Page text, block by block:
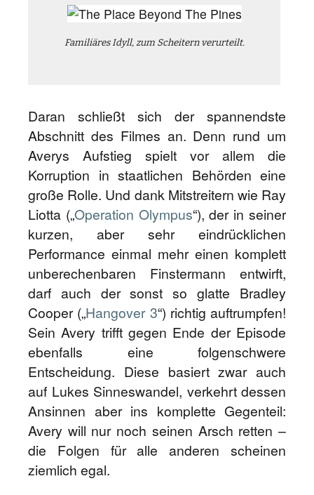
Familiäres Idyll, zum Scheitern verurteilt.
Daran schließt sich der spannendste
Abschnitt des Filmes an. Denn rund um
Averys Aufstieg spielt vor allem die
Korruption in staatlichen Behörden eine
große Rolle. Und dank Mitstreitern wie Ray
Liotta („Operation Olympus“), der in seiner
kurzen, aber sehr eindrücklichen
Performance einmal mehr einen komplett
unberechenbaren Finstermann entwirft,
darf auch der sonst so glatte Bradley
Cooper („Hangover 3“) richtig auftrumpfen!
Sein Avery trifft gegen Ende der Episode
ebenfalls eine folgenschwere
Entscheidung. Diese basiert zwar auch
auf Lukes Sinneswandel, verkehrt dessen
Ansinnen aber ins komplette Gegenteil:
Avery will nur noch seinen Arsch retten –
die Folgen für alle anderen scheinen
ziemlich egal.